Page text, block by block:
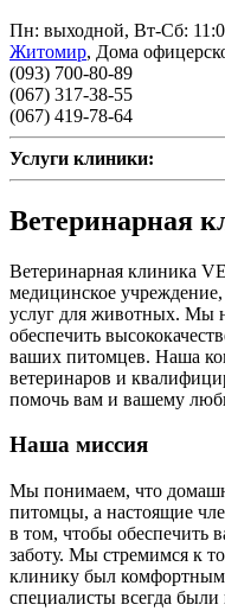
Пн: выходной, Вт-Сб:
Житомир, Дома
(093) 700-80-89
(067) 317-38-55
(067) 419-78-64
Услуги клиники:
Ветеринарная
Ветеринарная клиника
медицинское
услуг для животных. Мы
обеспечить
ваших питомцев. Наша
ветеринаров и
помочь вам и вашему
Наша миссия
Мы понимаем, что
питомцы, а настоящие
в том, чтобы
заботу. Мы стремимся к
клинику был
специалисты всегда